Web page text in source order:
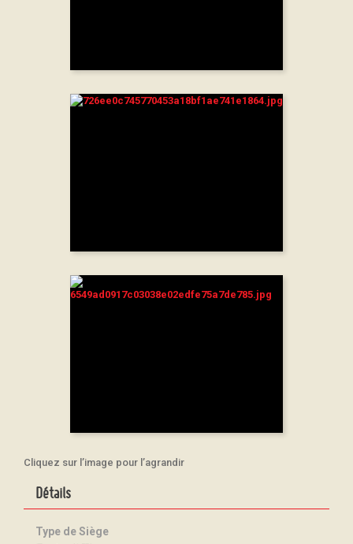
Cliquez sur l’image pour l’agrandir
Détails
Type de Siège